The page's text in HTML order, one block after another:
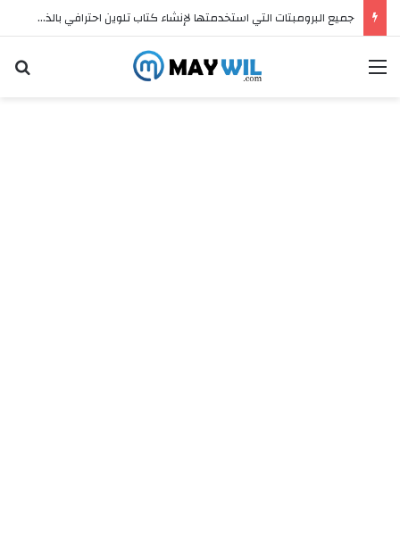
جميع البرومبتات التي استخدمتها لإنشاء كتاب تلوين احترافي بالذكاء الاصطناعي وبيعه على Etsy (مجانًا)
القائمة